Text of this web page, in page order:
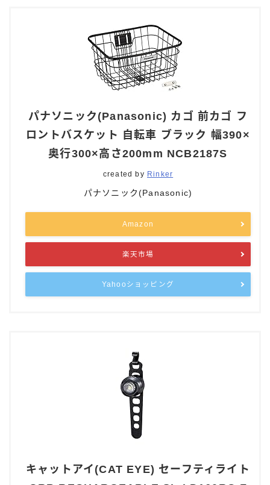
パナソニック(Panasonic) カゴ 前カゴ フ
ロントバスケット 自転車 ブラック 幅390×
奥行300×高さ200mm NCB2187S
created by Rinker
パナソニック(Panasonic)
Amazon
楽天市場
Yahooショッピング
キャットアイ(CAT EYE) セーフティライト